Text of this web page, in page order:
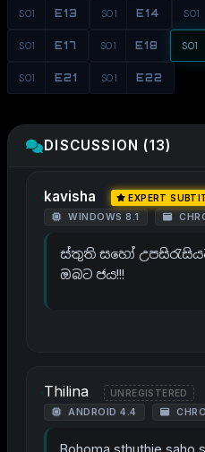
S01 E13 S01 E14 S01
S01 E17 S01 E18 S01
S01 E21 S01 E22
DISCUSSION (13)
kavisha EXPERT
WINDOWS 8.1
ස්තුති සහෝ
ඔබට ජය!!!
Thilina UNREGISTERED
ANDROID 4.4